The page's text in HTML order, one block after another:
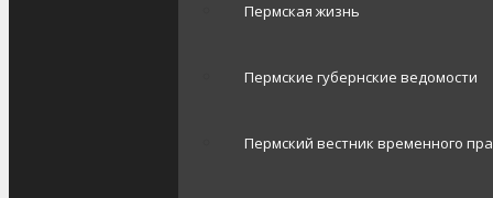
Пермская жизнь
Пермские губернские ведомости
Пермский вестник временного